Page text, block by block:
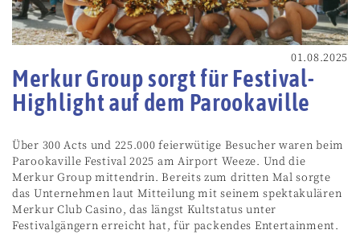
01.08.2025
Merkur Group sorgt für Festival-
Highlight auf dem Parookaville
Über 300 Acts und 225.000 feierwütige Besucher waren beim
Parookaville Festival 2025 am Airport Weeze. Und die
Merkur Group mittendrin. Bereits zum dritten Mal sorgte
das Unternehmen laut Mitteilung mit seinem spektakulären
Merkur Club Casino, das längst Kultstatus unter
Festivalgängern erreicht hat, für packendes Entertainment.